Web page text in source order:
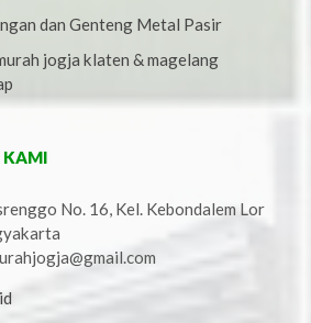
dan Genteng Metal Pasir
jogja klaten & magelang
KAMI
No. 16, Kel. Kebondalem Lor